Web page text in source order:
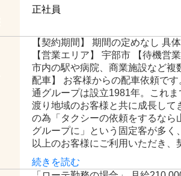
正社員
【契約期間】 期間の定めなし 具
【営業エリア】 宇部市 【待機営
市内の駅や病院、商業施設など複
配車】 お客様からの配車依頼です
通グループは設立1981年。これま
渡り地域のお客様と共に成長して
の為「タクシーの依頼をするなら
グループに」という固定客が多く
以上のお客様にご利用いただき